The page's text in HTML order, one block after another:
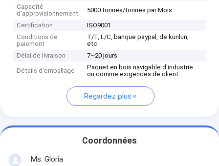
Capacité
d'approvisionnement
5000 tonnes/tonnes par Mois
Certification
ISO9001
Conditions de
paiement
T/T, L/C, banque paypal, de kunlun,
etc.
Délai de livraison
7~20 jours
Détails d'emballage
Paquet en bois navigable d'industrie
ou comme exigences de client
Regardez plus
Coordonnées
Ms. Gloria